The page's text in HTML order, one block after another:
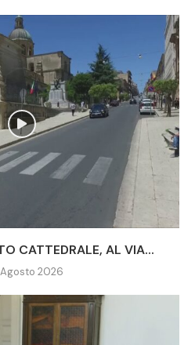
CATTEDRALE, AL VIA...
2026